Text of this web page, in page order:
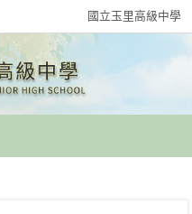
國立玉里高級中學